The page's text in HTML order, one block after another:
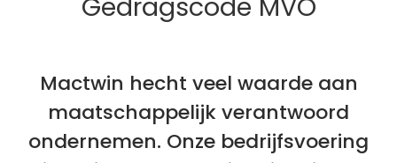
Gedragscode MVO
Mactwin hecht veel waarde aan
maatschappelijk verantwoord
ondernemen. Onze bedrijfsvoering